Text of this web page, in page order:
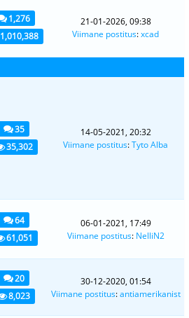
1,276
1,010,388
21-01-2026, 09:38
Viimane postitus:xcad
35
35,302
14-05-2021, 20:32
Viimane postitus:Tyto Alba
64
61,051
06-01-2021, 17:49
Viimane postitus: NelliN2
20
8,023
30-12-2020, 01:54
Viimane postitus:antiamerikanist